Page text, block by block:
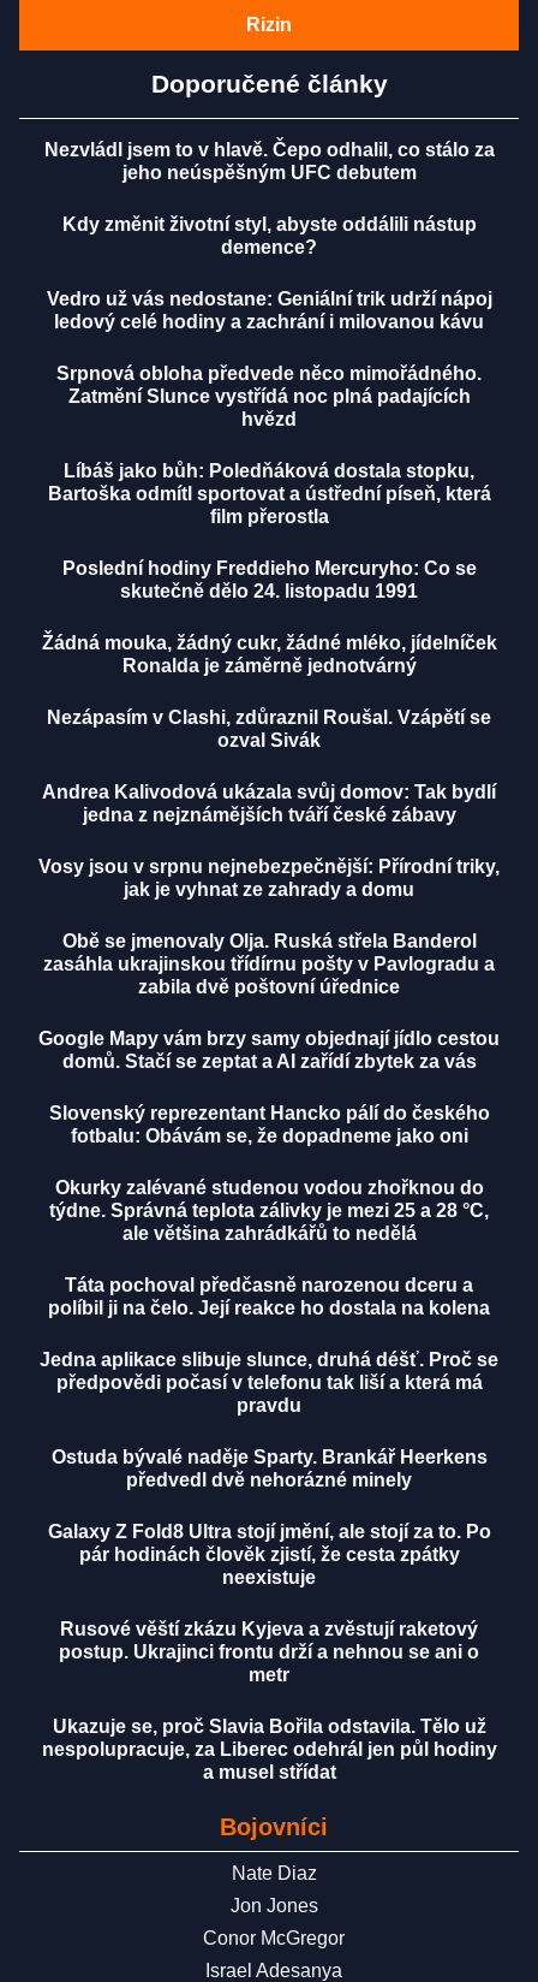
Rizin
Doporučené články
Nezvládl jsem to v hlavě. Čepo odhalil, co stálo za
jeho neúspěšným UFC debutem
Kdy změnit životní styl, abyste oddálili nástup
demence?
Vedro už vás nedostane: Geniální trik udrží nápoj
ledový celé hodiny a zachrání i milovanou kávu
Srpnová obloha předvede něco mimořádného.
Zatmění Slunce vystřídá noc plná padajících
hvězd
Líbáš jako bůh: Poledňáková dostala stopku,
Bartoška odmítl sportovat a ústřední píseň, která
film přerostla
Poslední hodiny Freddieho Mercuryho: Co se
skutečně dělo 24. listopadu 1991
Žádná mouka, žádný cukr, žádné mléko, jídelníček
Ronalda je záměrně jednotvárný
Nezápasím v Clashi, zdůraznil Roušal. Vzápětí se
ozval Sivák
Andrea Kalivodová ukázala svůj domov: Tak bydlí
jedna z nejznámějších tváří české zábavy
Vosy jsou v srpnu nejnebezpečnější: Přírodní triky,
jak je vyhnat ze zahrady a domu
Obě se jmenovaly Olja. Ruská střela Banderol
zasáhla ukrajinskou třídírnu pošty v Pavlogradu a
zabila dvě poštovní úřednice
Google Mapy vám brzy samy objednají jídlo cestou
domů. Stačí se zeptat a AI zařídí zbytek za vás
Slovenský reprezentant Hancko pálí do českého
fotbalu: Obávám se, že dopadneme jako oni
Okurky zalévané studenou vodou zhořknou do
týdne. Správná teplota zálivky je mezi 25 a 28 °C,
ale většina zahrádkářů to nedělá
Táta pochoval předčasně narozenou dceru a
políbil ji na čelo. Její reakce ho dostala na kolena
Jedna aplikace slibuje slunce, druhá déšť. Proč se
předpovědi počasí v telefonu tak liší a která má
pravdu
Ostuda bývalé naděje Sparty. Brankář Heerkens
předvedl dvě nehorázné minely
Galaxy Z Fold8 Ultra stojí jmění, ale stojí za to. Po
pár hodinách člověk zjistí, že cesta zpátky
neexistuje
Rusové věští zkázu Kyjeva a zvěstují raketový
postup. Ukrajinci frontu drží a nehnou se ani o
metr
Ukazuje se, proč Slavia Bořila odstavila. Tělo už
nespolupracuje, za Liberec odehrál jen půl hodiny
a musel střídat
Bojovníci
Nate Diaz
Jon Jones
Conor McGregor
Israel Adesanya